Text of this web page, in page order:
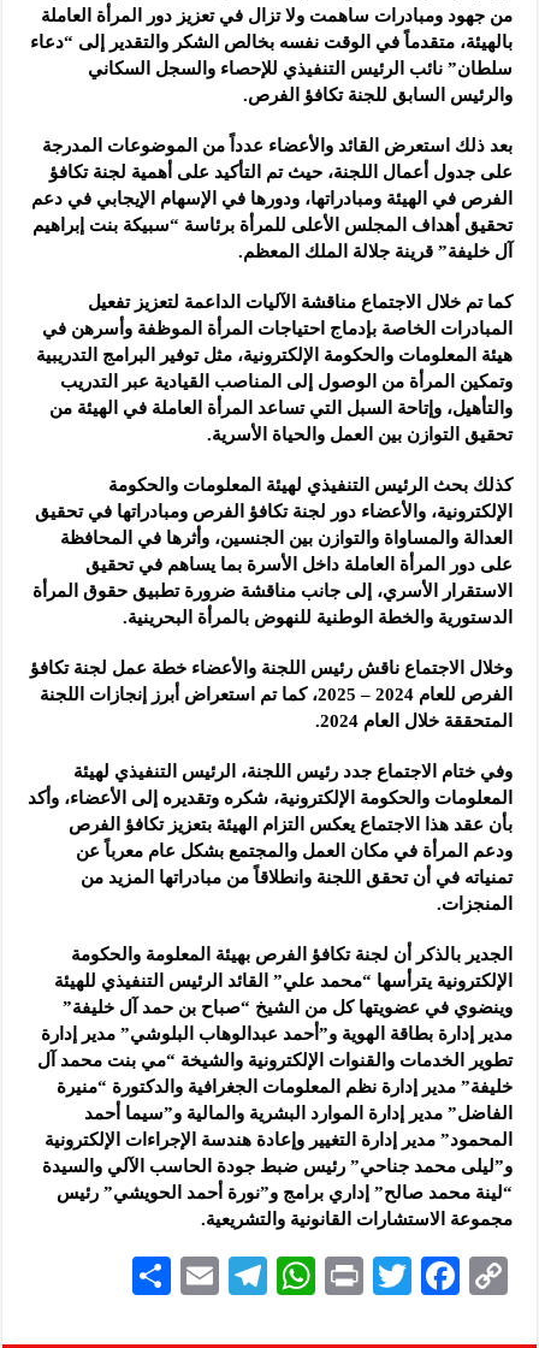
من جهود ومبادرات ساهمت ولا تزال في تعزيز دور المرأة العاملة
بالهيئة، متقدماً في الوقت نفسه بخالص الشكر والتقدير إلى “دعاء
سلطان” نائب الرئيس التنفيذي للإحصاء والسجل السكاني
والرئيس السابق للجنة تكافؤ الفرص.
بعد ذلك استعرض القائد والأعضاء عدداً من الموضوعات المدرجة
على جدول أعمال اللجنة، حيث تم التأكيد على أهمية لجنة تكافؤ
الفرص في الهيئة ومبادراتها، ودورها في الإسهام الإيجابي في دعم
تحقيق أهداف المجلس الأعلى للمرأة برئاسة “سبيكة بنت إبراهيم
آل خليفة” قرينة جلالة الملك المعظم.
كما تم خلال الاجتماع مناقشة الآليات الداعمة لتعزيز تفعيل
المبادرات الخاصة بإدماج احتياجات المرأة الموظفة وأسرهن في
هيئة المعلومات والحكومة الإلكترونية، مثل توفير البرامج التدريبية
وتمكين المرأة من الوصول إلى المناصب القيادية عبر التدريب
والتأهيل، وإتاحة السبل التي تساعد المرأة العاملة في الهيئة من
تحقيق التوازن بين العمل والحياة الأسرية.
كذلك بحث الرئيس التنفيذي لهيئة المعلومات والحكومة
الإلكترونية، والأعضاء دور لجنة تكافؤ الفرص ومبادراتها في تحقيق
العدالة والمساواة والتوازن بين الجنسين، وأثرها في المحافظة
على دور المرأة العاملة داخل الأسرة بما يساهم في تحقيق
الاستقرار الأسري، إلى جانب مناقشة ضرورة تطبيق حقوق المرأة
الدستورية والخطة الوطنية للنهوض بالمرأة البحرينية.
وخلال الاجتماع ناقش رئيس اللجنة والأعضاء خطة عمل لجنة تكافؤ
الفرص للعام 2024 – 2025، كما تم استعراض أبرز إنجازات اللجنة
المتحققة خلال العام 2024.
وفي ختام الاجتماع جدد رئيس اللجنة، الرئيس التنفيذي لهيئة
المعلومات والحكومة الإلكترونية، شكره وتقديره إلى الأعضاء، وأكد
بأن عقد هذا الاجتماع يعكس التزام الهيئة بتعزيز تكافؤ الفرص
ودعم المرأة في مكان العمل والمجتمع بشكل عام معرباً عن
تمنياته في أن تحقق اللجنة وانطلاقاً من مبادراتها المزيد من
المنجزات.
الجدير بالذكر أن لجنة تكافؤ الفرص بهيئة المعلومة والحكومة
الإلكترونية يترأسها “محمد علي” القائد الرئيس التنفيذي للهيئة
وينضوي في عضويتها كل من الشيخ “صباح بن حمد آل خليفة”
مدير إدارة بطاقة الهوية و”أحمد عبدالوهاب البلوشي” مدير إدارة
تطوير الخدمات والقنوات الإلكترونية والشيخة “مي بنت محمد آل
خليفة” مدير إدارة نظم المعلومات الجغرافية والدكتورة “منيرة
الفاضل” مدير إدارة الموارد البشرية والمالية و”سيما أحمد
المحمود” مدير إدارة التغيير وإعادة هندسة الإجراءات الإلكترونية
و”ليلى محمد جناحي” رئيس ضبط جودة الحاسب الآلي والسيدة
“لينة محمد صالح” إداري برامج و”نورة أحمد الحويشي” رئيس
مجموعة الاستشارات القانونية والتشريعية.
C
F
T
P
W
Te
E